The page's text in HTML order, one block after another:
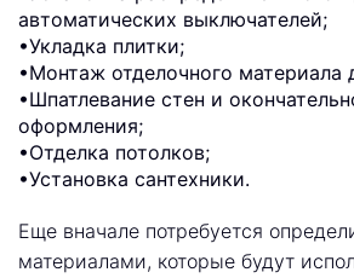
автоматических выключателей;
•Укладка плитки;
•Монтаж отделочного материала
•Шпатлевание стен и
оформления;
•Отделка потолков;
•Установка сантехники.
Еще вначале потребуется
материалами, которые будут